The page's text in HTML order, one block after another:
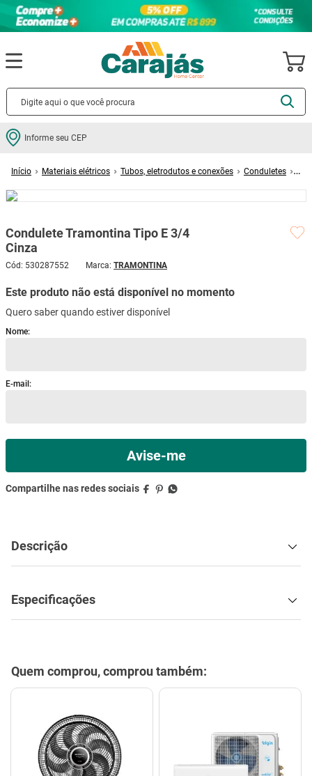
Informe seu CEP
Materiais elétricos Tubos, eletrodutos e conexões
Conduletes
Condulete Tramontina Tipo E 3/4
Cinza
Cód: 530287552 TRAMONTINA
Este produto não está disponível no momento
Quero saber quando estiver disponível
Descrição
Especificações
Quem comprou, comprou também:
Termos mais buscados
2º porcelanato
6 º vaso sanitário
cadeira
9º